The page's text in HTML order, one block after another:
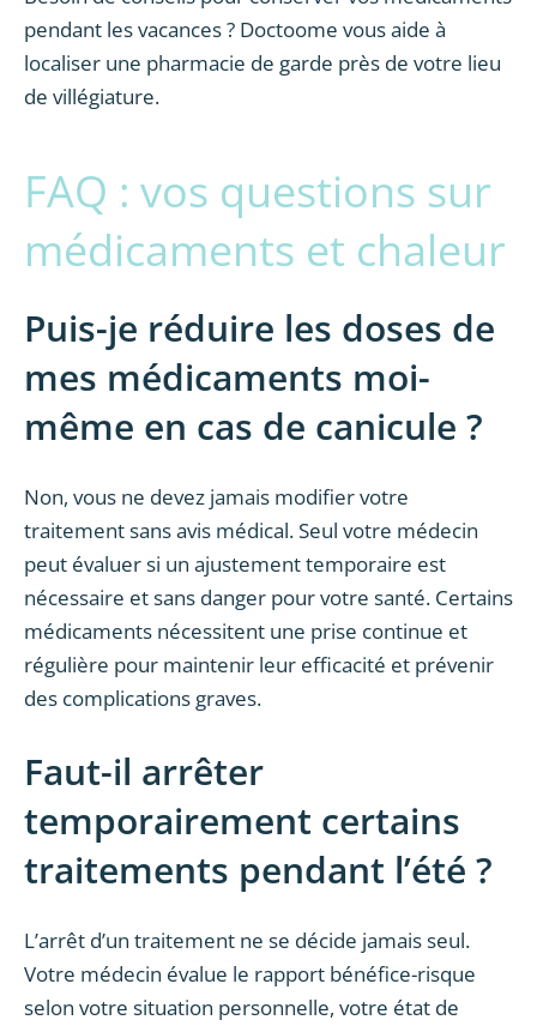
pendant les vacances ? Doctoome vous aide à
localiser une pharmacie de garde près de votre lieu
de villégiature.
FAQ : vos questions sur
médicaments et chaleur
Puis-je réduire les doses de
mes médicaments moi-
même en cas de canicule ?
Non, vous ne devez jamais modifier votre
traitement sans avis médical. Seul votre médecin
peut évaluer si un ajustement temporaire est
nécessaire et sans danger pour votre santé. Certains
médicaments nécessitent une prise continue et
régulière pour maintenir leur efficacité et prévenir
des complications graves.
Faut-il arrêter
temporairement certains
traitements pendant l’été ?
L’arrêt d’un traitement ne se décide jamais seul.
Votre médecin évalue le rapport bénéfice-risque
selon votre situation personnelle, votre état de